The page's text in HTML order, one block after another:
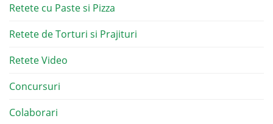
Retete cu Paste si Pizza
Retete de Torturi si Prajituri
Retete Video
Concursuri
Colaborari